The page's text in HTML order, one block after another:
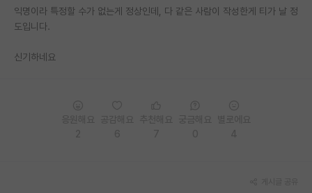
석박사 채용 정보 게시판
익명이라 특정할 수가 없는게 정상인데, 다 같은 사람이 작성한게 티가 날 정
도입니다.
신기하네요